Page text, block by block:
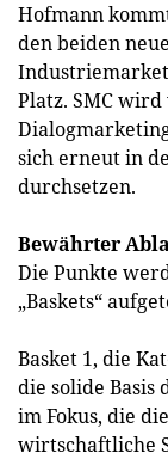
Hofmann
den beiden
Platz. SMC
sich erneut in
durchsetzen.
Bewährter
Die Punkte
„Baskets“
Basket 1, die
die solide Basis
im Fokus, die
wirtschaftliche